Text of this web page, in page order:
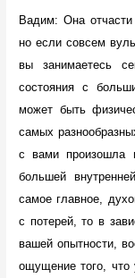
Вадим: Она
но если совсем
вы занимаетесь
состояния с
может быть
самых
с вами произошла
большей
самое главное,
с потерей, то в
вашей опытности,
ощущение того, что